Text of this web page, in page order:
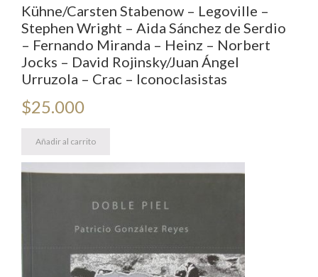
Kühne/Carsten Stabenow – Legoville –
Stephen Wright – Aida Sánchez de Serdio
– Fernando Miranda – Heinz – Norbert
Jocks – David Rojinsky/Juan Ángel
Urruzola – Crac – Iconoclasistas
$25.000
Añadir al carrito